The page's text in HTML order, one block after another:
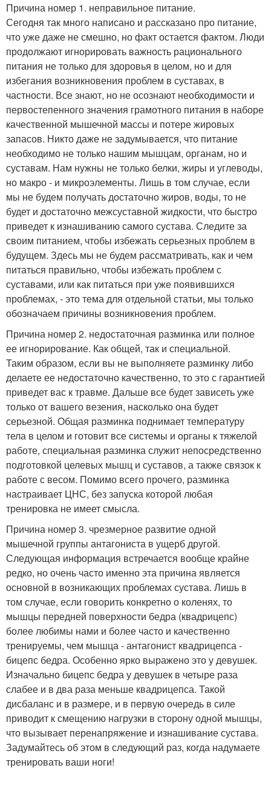
Причина номер 1. неправильное питание.
Сегодня так много написано и рассказано про питание,
что уже даже не смешно, но факт остается фактом. Люди
продолжают игнорировать важность рационального
питания не только для здоровья в целом, но и для
избегания возникновения проблем в суставах, в
частности. Все знают, но не осознают необходимости и
первостепенного значения грамотного питания в наборе
качественной мышечной массы и потере жировых
запасов. Никто даже не задумывается, что питание
необходимо не только нашим мышцам, органам, но и
суставам. Нам нужны не только белки, жиры и углеводы,
но макро - и микроэлементы. Лишь в том случае, если
мы не будем получать достаточно жиров, воды, то не
будет и достаточно межсуставной жидкости, что быстро
приведет к изнашиванию самого сустава. Следите за
своим питанием, чтобы избежать серьезных проблем в
будущем. Здесь мы не будем рассматривать, как и чем
питаться правильно, чтобы избежать проблем с
суставами, или как питаться при уже появившихся
проблемах, - это тема для отдельной статьи, мы только
обозначаем причины возникновения проблем.
Причина номер 2. недостаточная разминка или полное
ее игнорирование. Как общей, так и специальной.
Таким образом, если вы не выполняете разминку либо
делаете ее недостаточно качественно, то это с гарантией
приведет вас к травме. Дальше все будет зависеть уже
только от вашего везения, насколько она будет
серьезной. Общая разминка поднимает температуру
тела в целом и готовит все системы и органы к тяжелой
работе, специальная разминка служит непосредственно
подготовкой целевых мышц и суставов, а также связок к
работе с весом. Помимо всего прочего, разминка
настраивает ЦНС, без запуска которой любая
тренировка не имеет смысла.
Причина номер 3. чрезмерное развитие одной
мышечной группы антагониста в ущерб другой.
Следующая информация встречается вообще крайне
редко, но очень часто именно эта причина является
основной в возникающих проблемах сустава. Лишь в
том случае, если говорить конкретно о коленях, то
мышцы передней поверхности бедра (квадрицепс)
более любимы нами и более часто и качественно
тренируемы, чем мышца - антагонист квадрицепса -
бицепс бедра. Особенно ярко выражено это у девушек.
Изначально бицепс бедра у девушек в четыре раза
слабее и в два раза меньше квадрицепса. Такой
дисбаланс и в размере, и в первую очередь в силе
приводит к смещению нагрузки в сторону одной мышцы,
что вызывает перенапряжение и изнашивание сустава.
Задумайтесь об этом в следующий раз, когда надумаете
тренировать ваши ноги!